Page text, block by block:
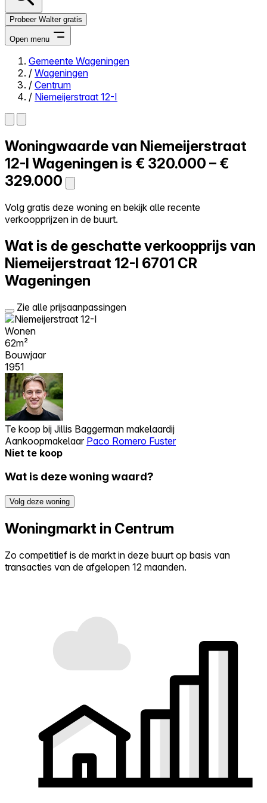
Probeer Walter gratis
Open menu
Close menu
Zelf kopen
Alles-in-één
Reviews
Prijzen
Log in
Probeer Walter gratis
Gemeente Wageningen
/ Wageningen
/ Centrum
/ Niemeijerstraat 12-I
Woningwaarde van Niemeijerstraat
12-I Wageningen is € 320.000 – €
329.000
Volg gratis deze woning en bekijk alle recente
verkoopprijzen in de buurt.
Wat is de geschatte verkoopprijs van
Niemeijerstraat 12-I 6701 CR
Wageningen
Zie alle prijsaanpassingen
Wonen
62m²
Bouwjaar
1951
Te koop bij Jillis Baggerman makelaardij
Aankoopmakelaar Paco Romero Fuster
Niet te koop
Wat is deze woning waard?
Volg deze woning
Woningmarkt in Centrum
Zo competitief is de markt in deze buurt op basis van
transacties van de afgelopen 12 maanden.